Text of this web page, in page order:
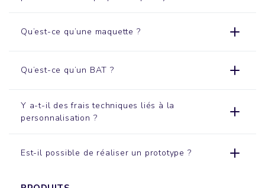
Qu’est-ce qu’une maquette ?
Qu’est-ce qu’un BAT ?
Y a-t-il des frais techniques liés à la
personnalisation ?
Est-il possible de réaliser un prototype ?